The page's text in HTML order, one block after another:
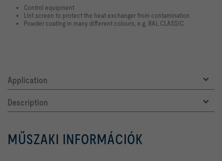
Control equipment
Lint screen to protect the heat exchanger from contamination
Powder coating in many different colours, e.g. RAL CLASSIC
Application
Description
MŰSZAKI INFORMÁCIÓK